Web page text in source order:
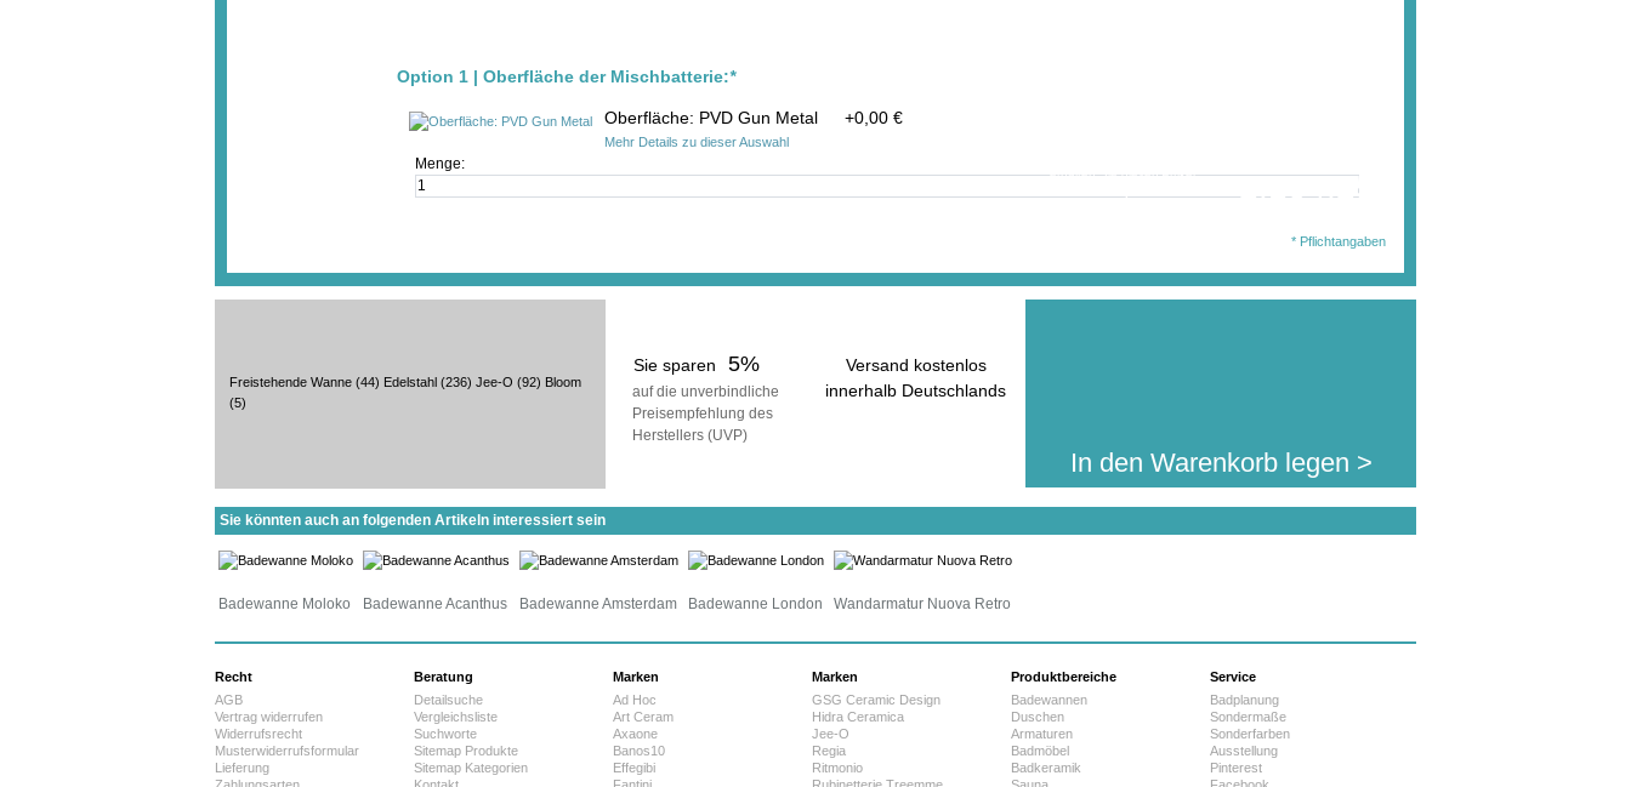
Option 1 | Oberfläche der Mischbatterie:*
Oberfläche: PVD Gun Metal +0,00 €
Mehr Details zu dieser Auswahl
Menge:
* Pflichtangaben
Sie sparen 5%
auf die unverbindliche
Preisempfehlung des
Herstellers (UVP)
Versand kostenlos
innerhalb Deutschlands
In den Warenkorb legen >
erhalten Sie diesen Artikel
2.104,25 €
Freistehende Wanne (44) Edelstahl (236) Jee-O (92) Bloom
(5)
Sie könnten auch an folgenden Artikeln interessiert sein
Badewanne Moloko Badewanne Acanthus Badewanne Amsterdam Badewanne London Wandarmatur Nuova Retro
Recht
AGB
Vertrag widerrufen
Widerrufsrecht
Musterwiderrufsformular
Lieferung
Beratung
Detailsuche
Vergleichsliste
Suchworte
Sitemap Produkte
Sitemap Kategorien
Marken
Ad Hoc
Art Ceram
Axaone
Banos10
Effegibi
Marken
GSG Ceramic Design
Hidra Ceramica
Jee-O
Regia
Ritmonio
Produktbereiche
Badewannen
Duschen
Armaturen
Badmöbel
Badkeramik
Service
Badplanung
Sondermaße
Sonderfarben
Ausstellung
Pinterest